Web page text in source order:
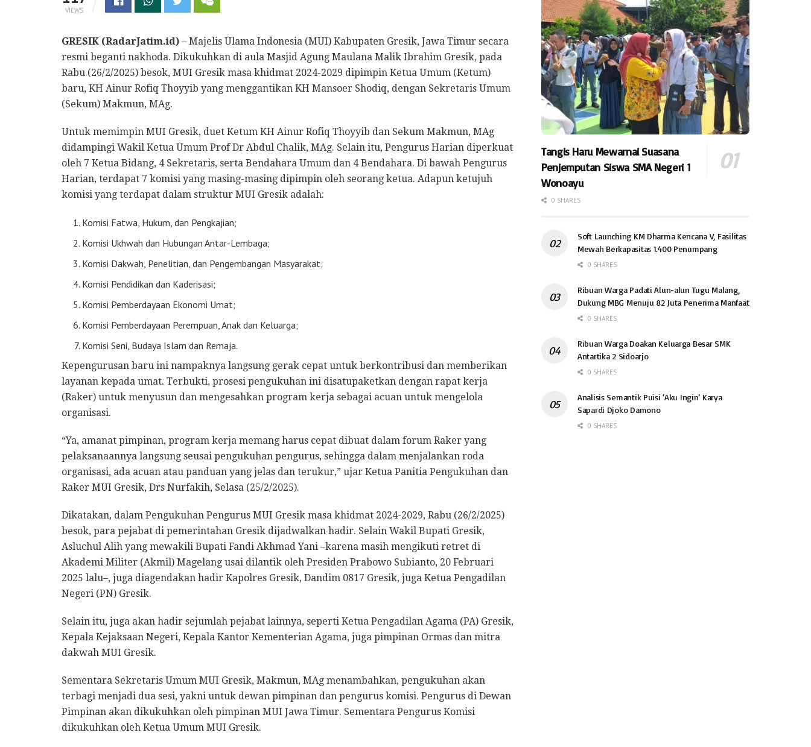
VIEWS
GRESIK (RadarJatim.id) – Majelis Ulama Indonesia (MUI) Kabupaten Gresik, Jawa Timur secara
resmi beganti nakhoda. Dikukuhkan di aula Masjid Agung Maulana Malik Ibrahim Gresik, pada
Rabu (26/2/2025) besok, MUI Gresik masa khidmat 2024-2029 dipimpin Ketua Umum (Ketum)
baru, KH Ainur Rofiq Thoyyib yang menggantikan KH Mansoer Shodiq, dengan Sekretaris Umum
(Sekum) Makmun, MAg.
Untuk memimpin MUI Gresik, duet Ketum KH Ainur Rofiq Thoyyib dan Sekum Makmun, MAg
didampingi Wakil Ketua Umum Prof Dr Abdul Chalik, MAg. Selain itu, Pengurus Harian diperkuat
oleh 7 Ketua Bidang, 4 Sekretaris, serta Bendahara Umum dan 4 Bendahara. Di bawah Pengurus
Harian, terdapat 7 komisi yang masing-masing dipimpin oleh seorang ketua. Adapun ketujuh
komisi yang terdapat dalam struktur MUI Gresik adalah:
Komisi Fatwa, Hukum, dan Pengkajian;
Komisi Ukhwah dan Hubungan Antar-Lembaga;
Komisi Dakwah, Penelitian, dan Pengembangan Masyarakat;
Komisi Pendidikan dan Kaderisasi;
Komisi Pemberdayaan Ekonomi Umat;
Komisi Pemberdayaan Perempuan, Anak dan Keluarga;
Komisi Seni, Budaya Islam dan Remaja.
Kepengurusan baru ini nampaknya langsung gerak cepat untuk berkontribusi dan memberikan
layanan kepada umat. Terbukti, prosesi pengukuhan ini disatupaketkan dengan rapat kerja
(Raker) untuk menyusun dan mengesahkan program kerja sebagai acuan untuk mengelola
organisasi.
“Ya, amanat pimpinan, program kerja memang harus cepat dibuat dalam forum Raker yang
pelaksanaannya langsung seusai pengukuhan pengurus, sehingga dalam menjalankan roda
organisasi, ada acuan atau panduan yang jelas dan terukur,” ujar Ketua Panitia Pengukuhan dan
Raker MUI Gresik, Drs Nurfakih, Selasa (25/2/2025).
Dikatakan, dalam Pengukuhan Pengurus MUI Gresik masa khidmat 2024-2029, Rabu (26/2/2025)
besok, para pejabat di pemerintahan Gresik dijadwalkan hadir. Selain Wakil Bupati Gresik,
Asluchul Alih yang mewakili Bupati Fandi Akhmad Yani –karena masih mengikuti retret di
Akademi Militer (Akmil) Magelang usai dilantik oleh Presiden Prabowo Subianto, 20 Februari
2025 lalu–, juga diagendakan hadir Kapolres Gresik, Dandim 0817 Gresik, juga Ketua Pengadilan
Negeri (PN) Gresik.
Selain itu, juga akan hadir sejumlah pejabat lainnya, seperti Ketua Pengadilan Agama (PA) Gresik,
Kepala Kejaksaan Negeri, Kepala Kantor Kementerian Agama, juga pimpinan Ormas dan mitra
dakwah MUI Gresik.
Sementara Sekretaris Umum MUI Gresik, Makmun, MAg menambahkan, pengukuhan akan
terbagi menjadi dua sesi, yakni untuk dewan pimpinan dan pengurus komisi. Pengurus di Dewan
Pimpinan akan dikukuhkan oleh pimpinan MUI Jawa Timur. Sementara Pengurus Komisi
dikukuhkan oleh Ketua Umum MUI Gresik.
Tangis Haru Mewarnai Suasana
Penjemputan Siswa SMA Negeri 1
Wonoayu
0 SHARES
Soft Launching KM Dharma Kencana V, Fasilitas
Mewah Berkapasitas 1.400 Penumpang
0 SHARES
Ribuan Warga Padati Alun-alun Tugu Malang,
Dukung MBG Menuju 82 Juta Penerima Manfaat
0 SHARES
Ribuan Warga Doakan Keluarga Besar SMK
Antartika 2 Sidoarjo
0 SHARES
Analisis Semantik Puisi ‘Aku Ingin’ Karya
Sapardi Djoko Damono
0 SHARES